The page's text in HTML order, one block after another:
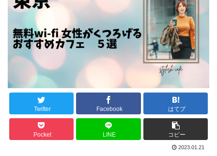
Twitter Facebook はてブ
Pocket LINE コピー
2023.01.21